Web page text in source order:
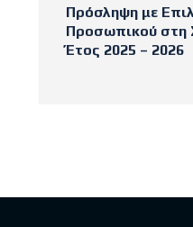
Πρόσληψη με
Προσωπικού στη
Έτος 2025 – 2026